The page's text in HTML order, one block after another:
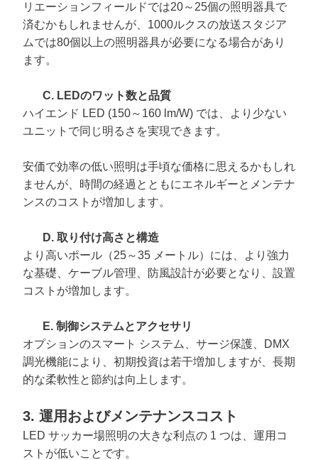
リエーションフィールドでは20～25個の照明器具で
済むかもしれませんが、1000ルクスの放送スタジア
ムでは80個以上の照明器具が必要になる場合があり
ます。
C. LEDのワット数と品質
ハイエンド LED (150～160 lm/W) では、より少ない
ユニットで同じ明るさを実現できます。
安価で効率の低い照明は手頃な価格に思えるかもしれ
ませんが、時間の経過とともにエネルギーとメンテナ
ンスのコストが増加します。
D. 取り付け高さと構造
より高いポール（25～35 メートル）には、より強力
な基礎、ケーブル管理、防風設計が必要となり、設置
コストが増加します。
E. 制御システムとアクセサリ
オプションのスマート システム、サージ保護、DMX
調光機能により、初期投資は若干増加しますが、長期
的な柔軟性と節約は向上します。
3. 運用およびメンテナンスコスト
LED サッカー場照明の大きな利点の 1 つは、運用コ
ストが低いことです。